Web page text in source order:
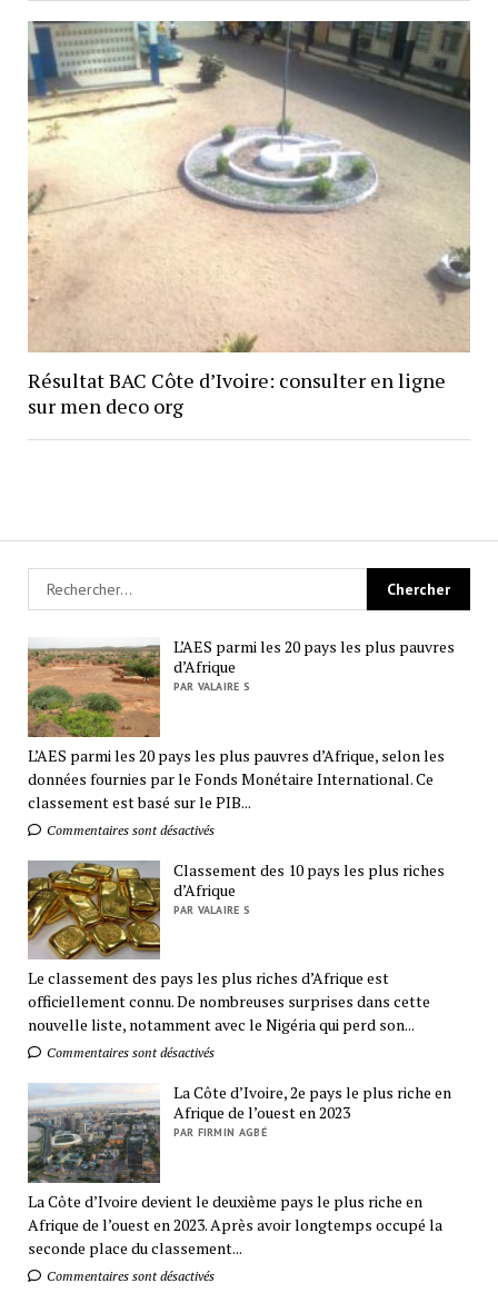
Résultat BAC Côte d’Ivoire: consulter en ligne
sur men deco org
L’AES parmi les 20 pays les plus pauvres
d’Afrique
PAR VALAIRE S
L’AES parmi les 20 pays les plus pauvres d’Afrique, selon les
données fournies par le Fonds Monétaire International. Ce
classement est basé sur le PIB...
Commentaires sont désactivés
Classement des 10 pays les plus riches
d’Afrique
PAR VALAIRE S
Le classement des pays les plus riches d’Afrique est
officiellement connu. De nombreuses surprises dans cette
nouvelle liste, notamment avec le Nigéria qui perd son...
Commentaires sont désactivés
La Côte d’Ivoire, 2e pays le plus riche en
Afrique de l’ouest en 2023
PAR FIRMIN AGBÉ
La Côte d’Ivoire devient le deuxième pays le plus riche en
Afrique de l’ouest en 2023. Après avoir longtemps occupé la
seconde place du classement...
Commentaires sont désactivés